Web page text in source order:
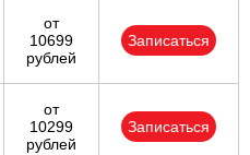
от
10699
рублей
Записаться
от
10299
рублей
Записаться